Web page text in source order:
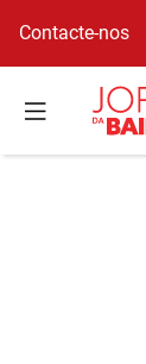
Contacte-nos